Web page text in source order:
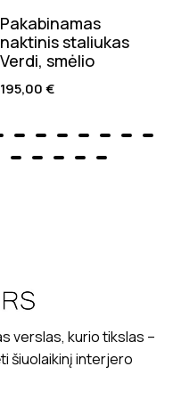
Pakabinamas
naktinis staliukas
Verdi, smėlio
195,00€
verslas, kurio tikslas –
šiuolaikinį interjero